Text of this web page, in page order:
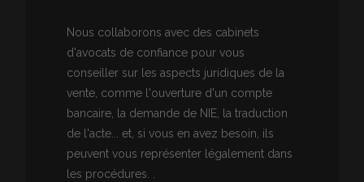
Nous collaborons avec des cabinets
d'avocats de confiance pour vous
conseiller sur les aspects juridiques de la
vente, comme l'ouverture d'un compte
bancaire, la demande de NIE, la traduction
de l'acte... et, si vous en avez besoin, ils
peuvent vous représenter légalement dans
les procédures. .